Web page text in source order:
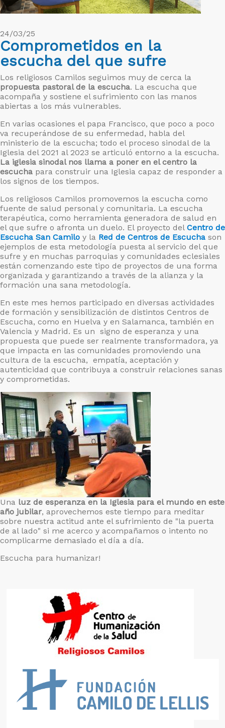
24/03/25
Comprometidos en la
escucha del que sufre
Los religiosos Camilos seguimos muy de cerca la
propuesta pastoral de la escucha. La escucha que
acompaña y sostiene el sufrimiento con las manos
abiertas a los más vulnerables.
En varias ocasiones el papa Francisco, que poco a poco
va recuperándose de su enfermedad, habla del
ministerio de la escucha; todo el proceso sinodal de la
Iglesia del 2021 al 2023 se articuló entorno a la escucha.
La iglesia sinodal nos llama a poner en el centro la
escucha para construir una Iglesia capaz de responder a
los signos de los tiempos.
Los religiosos Camilos promovemos la escucha como
fuente de salud personal y comunitaria. La escucha
terapéutica, como herramienta generadora de salud en
el que sufre o afronta un duelo. El proyecto del Centro de
Escucha San Camilo y la Red de Centros de Escucha son
ejemplos de esta metodología puesta al servicio del que
sufre y en muchas parroquias y comunidades eclesiales
están comenzando este tipo de proyectos de una forma
organizada y garantizando a través de la alianza y la
formación una sana metodología.
En este mes hemos participado en diversas actividades
de formación y sensibilización de distintos Centros de
Escucha, como en Huelva y en Salamanca, también en
Valencia y Madrid. Es un signo de esperanza y una
propuesta que puede ser realmente transformadora, ya
que impacta en las comunidades promoviendo una
cultura de la escucha, empatía, aceptación y
autenticidad que contribuya a construir relaciones sanas
y comprometidas.
Una luz de esperanza en la Iglesia para el mundo en este
año jubilar, aprovechemos este tiempo para meditar
sobre nuestra actitud ante el sufrimiento de "la puerta
de al lado" si me acerco y acompañamos o intento no
complicarme demasiado el día a día.
Escucha para humanizar!